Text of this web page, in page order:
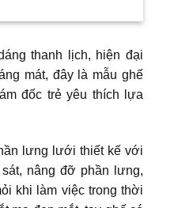
thanh lịch, hiện đại
mát, đây là mẫu ghế
đốc trẻ yêu thích lựa
lưng lưới thiết kế với
nâng đỡ phần lưng,
khi làm việc trong thời